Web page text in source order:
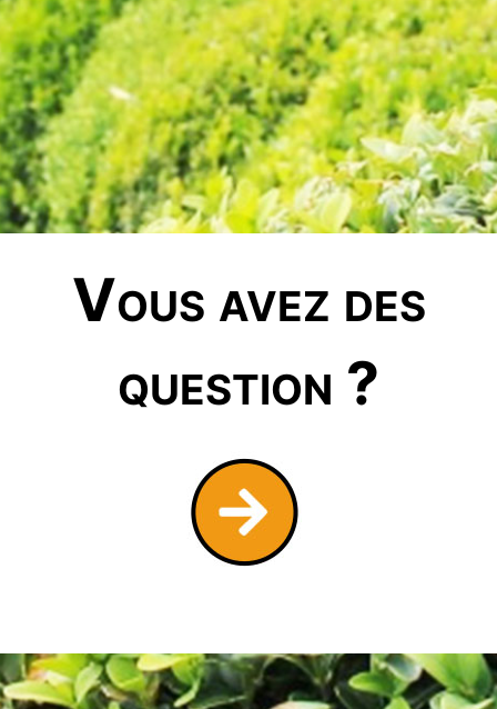
Vous avez des
question ?